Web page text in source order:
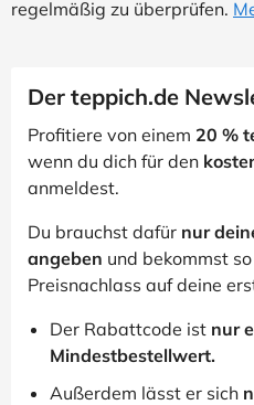
regelmäßig zu überprüfen.
Der teppich.de
Profitiere von einem 20 %
wenn du dich für den
anmeldest.
Du brauchst dafür nur
angeben und bekommst
Preisnachlass auf deine
Der Rabattcode ist nur
Mindestbestellwert.
Außerdem lässt er sich